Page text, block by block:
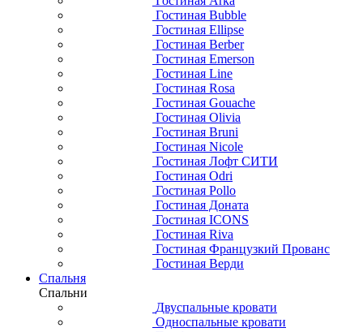
Гостиная Bubble
Гостиная Ellipse
Гостиная Berber
Гостиная Emerson
Гостиная Line
Гостиная Rosa
Гостиная Gouache
Гостиная Olivia
Гостиная Bruni
Гостиная Nicole
Гостиная Лофт СИТИ
Гостиная Odri
Гостиная Pollo
Гостиная Доната
Гостиная ICONS
Гостиная Riva
Гостиная Французкий Прованс
Гостиная Верди
Спальня
Спальни
Двуспальные кровати
Односпальные кровати